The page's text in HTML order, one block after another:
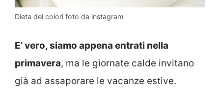
Dieta dei colori foto da instagram
E’ vero, siamo appena entrati nella
primavera, ma le giornate calde invitano
già ad assaporare le vacanze estive.